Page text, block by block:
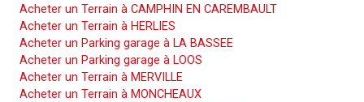
Acheter un Terrain à CAMPHIN EN CAREMBAULT
Acheter un Terrain à HERLIES
Acheter un Parking garage à LA BASSEE
Acheter un Parking garage à LOOS
Acheter un Terrain à MERVILLE
Acheter un Terrain à MONCHEAUX